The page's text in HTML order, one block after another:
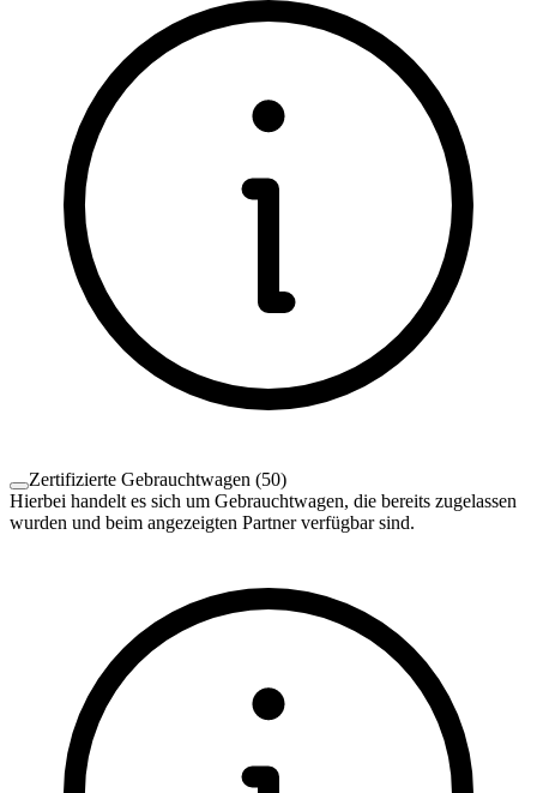
Zertifizierte Gebrauchtwagen (50)
Hierbei handelt es sich um Gebrauchtwagen, die bereits zugelassen
wurden und beim angezeigten Partner verfügbar sind.